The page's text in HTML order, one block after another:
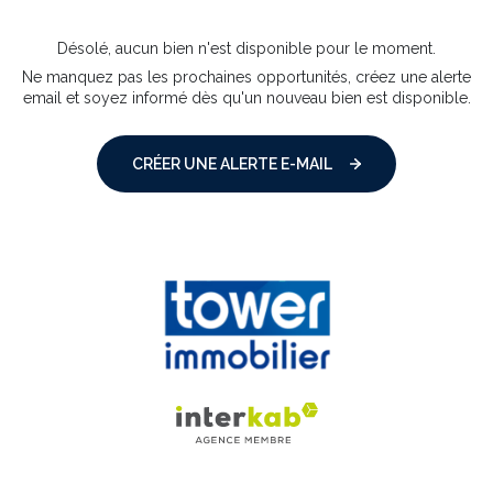
Désolé, aucun bien n'est disponible pour le moment.
Ne manquez pas les prochaines opportunités, créez une alerte
email et soyez informé dès qu'un nouveau bien est disponible.
CRÉER UNE ALERTE E-MAIL